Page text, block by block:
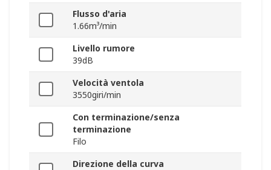
Flusso d'aria
1.66m³/min
Livello rumore
39dB
Velocità ventola
3550giri/min
Con terminazione/senza
terminazione
Filo
Direzione della curva